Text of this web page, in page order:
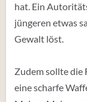
hat. Ein
jüngeren etwas
Gewalt löst.
Zudem sollte die
eine scharfe